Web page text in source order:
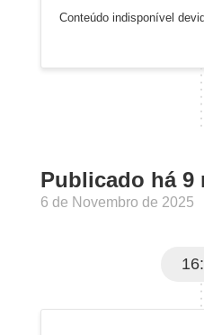
Conteúdo indisponível
Publicado há 9
6 de Novembro de 2025